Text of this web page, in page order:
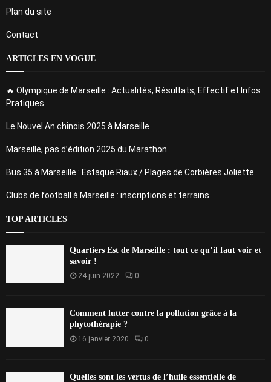
Plan du site
Contact
ARTICLES EN VOGUE
🔥 Olympique de Marseille : Actualités, Résultats, Effectif et Infos
Pratiques
Le Nouvel An chinois 2025 à Marseille
Marseille, pas d’édition 2025 du Marathon
Bus 35 à Marseille : Estaque Riaux / Plages de Corbières Joliette
Clubs de football à Marseille : inscriptions et terrains
TOP ARTICLES
Quartiers Est de Marseille : tout ce qu’il faut voir et
savoir !
24 juin 2022 0
Comment lutter contre la pollution grâce à la
phytothérapie ?
16 janvier 2020 0
Quelles sont les vertus de l’huile essentielle de